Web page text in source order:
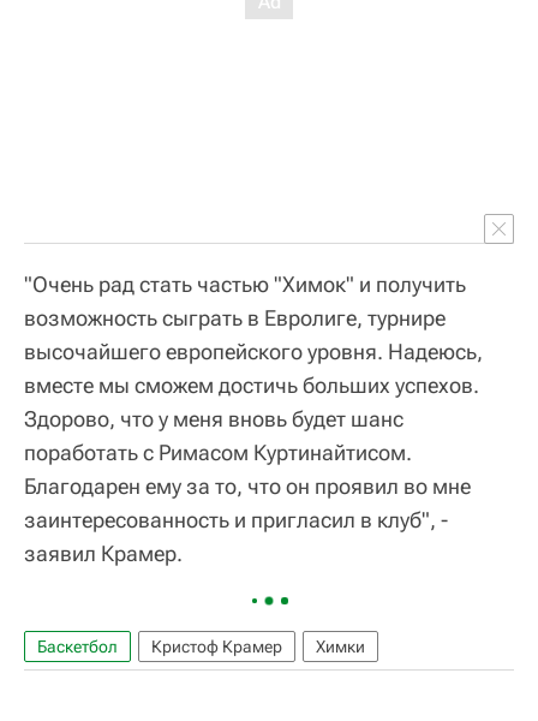
"Очень рад стать частью "Химок" и получить
возможность сыграть в Евролиге, турнире
высочайшего европейского уровня. Надеюсь,
вместе мы сможем достичь больших успехов.
Здорово, что у меня вновь будет шанс
поработать с Римасом Куртинайтисом.
Благодарен ему за то, что он проявил во мне
заинтересованность и пригласил в клуб", -
заявил Крамер.
Баскетбол Кристоф Крамер Химки